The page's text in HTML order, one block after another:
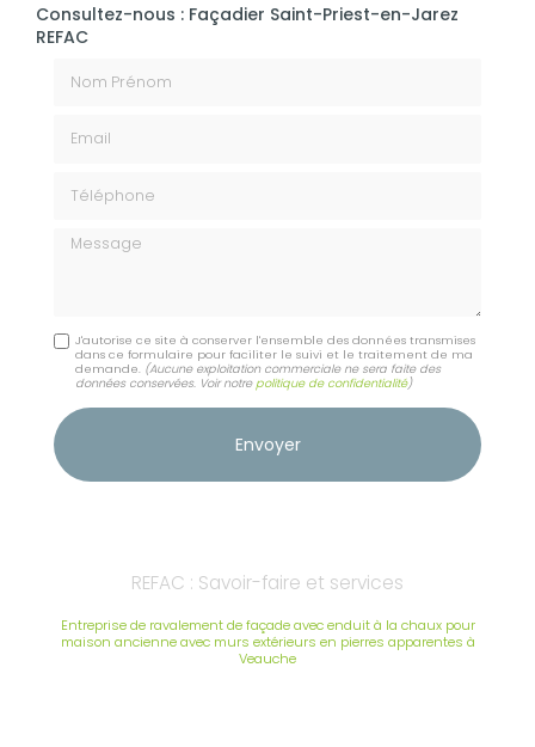
Consultez-nous : Façadier Saint-Priest-en-Jarez
REFAC
Message
J'autorise ce site à conserver l'ensemble des données transmises
dans ce formulaire pour faciliter le suivi et le traitement de ma
demande. (Aucune exploitation commerciale ne sera faite des
données conservées. Voir notrepolitique de confidentialité)
REFAC : Savoir-faire et services
Entreprise de ravalement de façade avec enduit à la chaux pour
maison ancienne avec murs extérieurs en pierres apparentes à
Veauche